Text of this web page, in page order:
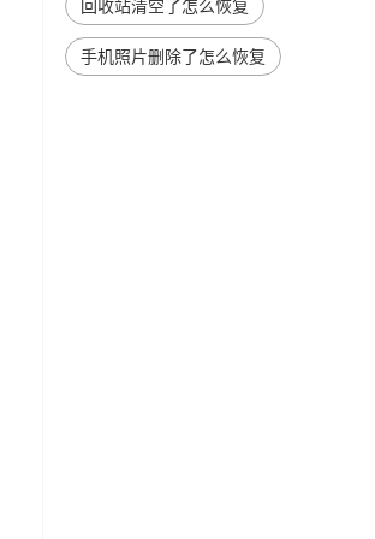
回收站清空了怎么恢复
手机照片删除了怎么恢复